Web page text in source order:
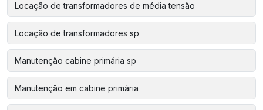
Locação de transformadores de média tensão
Locação de transformadores sp
Manutenção cabine primária sp
Manutenção em cabine primária